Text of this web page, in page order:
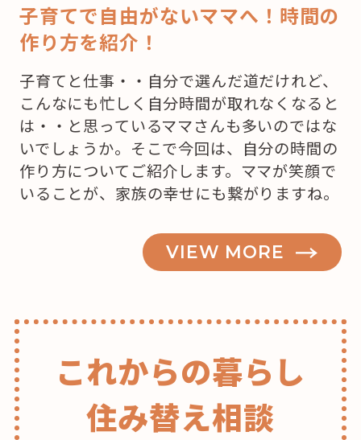
子育てで自由がないママへ！時間の
作り方を紹介！
子育てと仕事・・自分で選んだ道だけれど、
こんなにも忙しく自分時間が取れなくなると
は・・と思っているママさんも多いのではな
いでしょうか。そこで今回は、自分の時間の
作り方についてご紹介します。ママが笑顔で
いることが、家族の幸せにも繋がりますね。
VIEW MORE
これからの暮らし
住み替え相談